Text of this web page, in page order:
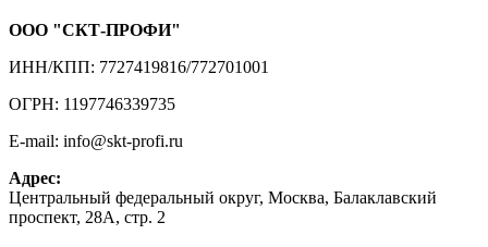
ООО "СКТ-ПРОФИ"
ИНН/КПП: 7727419816/772701001
ОГРН: 1197746339735
E-mail: info@skt-profi.ru
Адрес:
Центральный федеральный округ, Москва, Балаклавский
проспект, 28А, стр. 2